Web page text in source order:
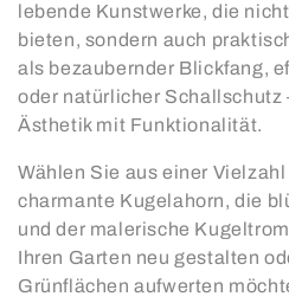
g
o
r
i
e
:
lebende Kunstwerke, die
bieten, sondern auch
als bezaubernder Blickfang,
oder natürlicher Schallschutz
Ästhetik mit Funktionalität.
Wählen Sie aus einer
charmante Kugelahorn, die
und der malerische
Ihren Garten neu gestalten
Grünflächen aufwerten